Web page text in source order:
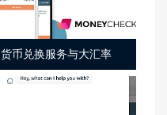
货币兑换服务与大汇率